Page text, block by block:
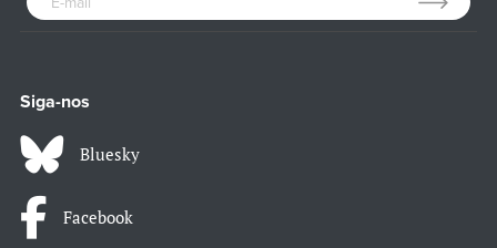
Siga-nos
Bluesky
Facebook